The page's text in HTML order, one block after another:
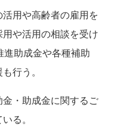
用や高齢者の雇用を
や活用の相談を受け
助成金や各種補助
行う。
・助成金に関するご
る。